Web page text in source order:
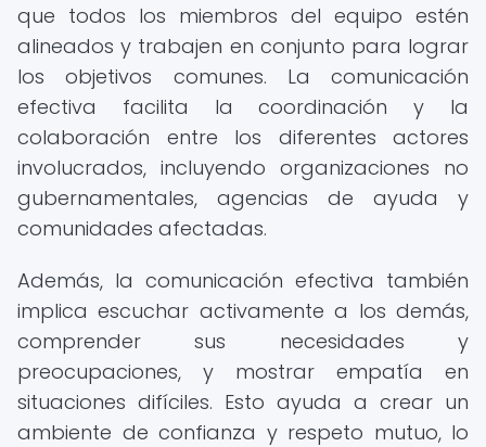
que todos los miembros del equipo estén
alineados y trabajen en conjunto para lograr
los objetivos comunes. La comunicación
efectiva facilita la coordinación y la
colaboración entre los diferentes actores
involucrados, incluyendo organizaciones no
gubernamentales, agencias de ayuda y
comunidades afectadas.
Además, la comunicación efectiva también
implica escuchar activamente a los demás,
comprender sus necesidades y
preocupaciones, y mostrar empatía en
situaciones difíciles. Esto ayuda a crear un
ambiente de confianza y respeto mutuo, lo